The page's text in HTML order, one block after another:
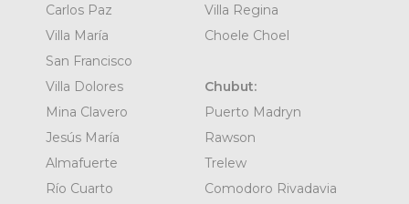
Carlos Paz
Villa María
San Francisco
Villa Dolores
Mina Clavero
Jesús María
Almafuerte
Río Cuarto
Villa Regina
Choele Choel
Chubut:
Puerto Madryn
Rawson
Trelew
Comodoro Rivadavia